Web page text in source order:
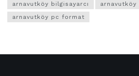
arnavutköy bilgisayarcı
arnavutköy pc format